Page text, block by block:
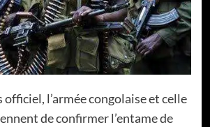
officiel, l’armée congolaise et celle
de confirmer l’entame de